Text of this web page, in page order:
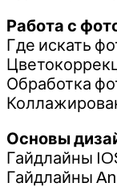
Работа с
Где искать
Обработка
Основы
Гайдлайны
Гайдлайны